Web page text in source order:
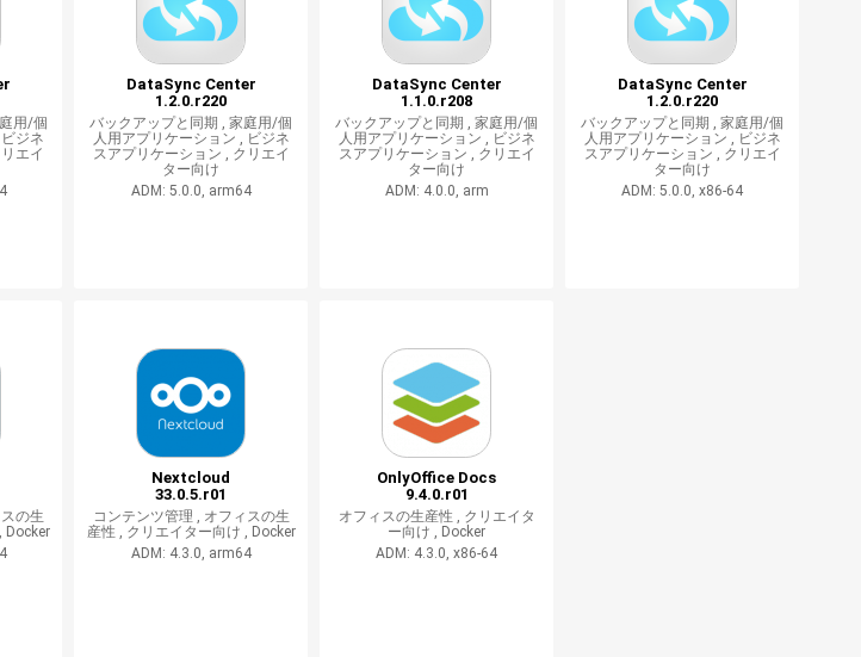
用/個
ビジネ
エイ
DataSync Center
1.2.0.r220
バックアップと同期 ,家庭用/個
人用アプリケーション , ビジネ
スアプリケーション , クリエイ
ター向け
ADM: 5.0.0, arm64
DataSync Center
1.1.0.r208
バックアップと同期 ,家庭用/個
人用アプリケーション , ビジネ
スアプリケーション , クリエイ
ター向け
ADM: 4.0.0, arm
DataSync Center
1.2.0.r220
バックアップと同期 ,家庭用/個
人用アプリケーション , ビジネ
スアプリケーション , クリエイ
ター向け
ADM: 5.0.0, x86-64
の生
Docker
Nextcloud
33.0.5.r01
コンテンツ管理 , オフィスの生
産性 , クリエイター向け , Docker
ADM: 4.3.0, arm64
OnlyOffice Docs
9.4.0.r01
オフィスの生産性 , クリエイタ
ー向け , Docker
ADM: 4.3.0, x86-64